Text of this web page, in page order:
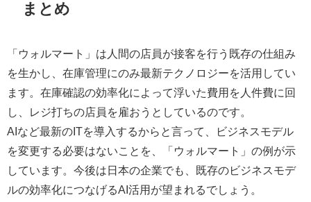
まとめ
「ウォルマート」は人間の店員が接客を行う既存の仕組み
を生かし、在庫管理にのみ最新テクノロジーを活用してい
ます。在庫確認の効率化によって浮いた費用を人件費に回
し、レジ打ちの店員を雇おうとしているのです。
AIなど最新のITを導入するからと言って、ビジネスモデル
を変更する必要はないことを、「ウォルマート」の例が示
しています。今後は日本の企業でも、既存のビジネスモデ
ルの効率化につなげるAI活用が望まれるでしょう。